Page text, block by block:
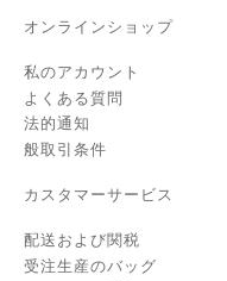
オンラインショップ
私のアカウント
よくある質問
法的通知
般取引条件
カスタマーサービス
配送および関税
受注生産のバッグ